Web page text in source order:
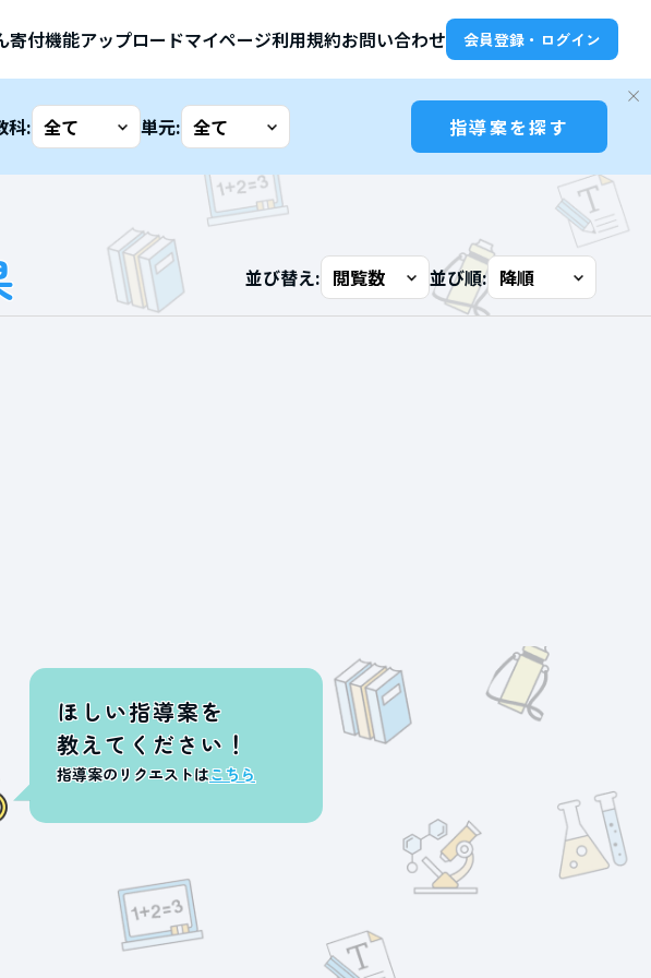
寄付機能アップロードマイページ利用規約お問い合わせ 会員登録・ログイン
科: 単元: 指導案を探す
並び替え: 並び順:
ほしい指導案を
教えてください！
指導案のリクエストはこちら